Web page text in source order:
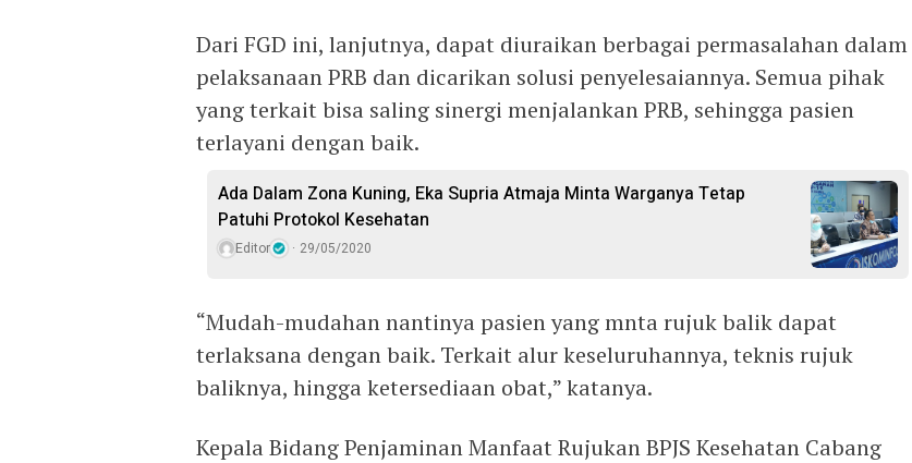
Dari FGD ini, lanjutnya, dapat diuraikan berbagai permasalahan dalam
pelaksanaan PRB dan dicarikan solusi penyelesaiannya. Semua pihak
yang terkait bisa saling sinergi menjalankan PRB, sehingga pasien
terlayani dengan baik.
Ada Dalam Zona Kuning, Eka Supria Atmaja Minta Warganya Tetap
Patuhi Protokol Kesehatan
Editor 29/05/2020
“Mudah-mudahan nantinya pasien yang mnta rujuk balik dapat
terlaksana dengan baik. Terkait alur keseluruhannya, teknis rujuk
baliknya, hingga ketersediaan obat,” katanya.
Kepala Bidang Penjaminan Manfaat Rujukan BPJS Kesehatan Cabang